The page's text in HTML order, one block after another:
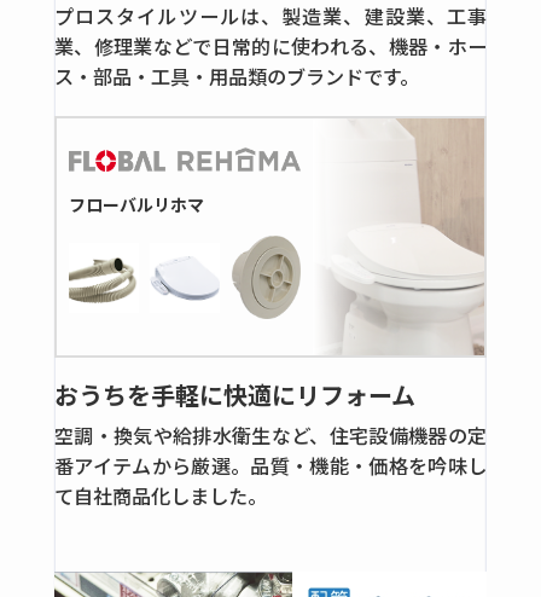
フローモニター＆フローインジケーター
フローモニター
高圧用継手
鋼管用くい込み継手
全ての商品
鍛鋼製くい込タイプ
高圧ねじ込み継手
鋼製ねじ込タイプ
鍛鋼製ねじ込タイプ
ステンレス製ねじ込タイプ
鍛鋼製さし込溶接タイプ
プロスタイルツールは、製造業、建設業、工事
業、修理業などで日常的に使われる、機器・ホー
ス・部品・工具・用品類のブランドです。
フローバルリホマ
おうちを手軽に快適にリフォーム
空調・換気や給排水衛生など、住宅設備機器の定
番アイテムから厳選。品質・機能・価格を吟味し
て自社商品化しました。